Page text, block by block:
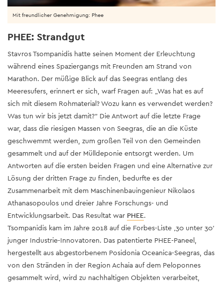
PHEE: Strandgut
Stavros Tsompanidis hatte seinen Moment der Erleuchtung
während eines Spaziergangs mit Freunden am Strand von
Marathon. Der müßige Blick auf das Seegras entlang des
Meeresufers, erinnert er sich, warf Fragen auf: „Was hat es auf
sich mit diesem Rohmaterial? Wozu kann es verwendet werden?
Was tun wir bis jetzt damit?“ Die Antwort auf die letzte Frage
war, dass die riesigen Massen von Seegras, die an die Küste
geschwemmt werden, zum großen Teil von den Gemeinden
gesammelt und auf der Mülldeponie entsorgt werden. Um
Antworten auf die ersten beiden Fragen und eine Alternative zur
Lösung der dritten Frage zu finden, bedurfte es der
Zusammenarbeit mit dem Maschinenbauingenieur Nikolaos
Athanasopoulos und dreier Jahre Forschungs- und
Entwicklungsarbeit. Das Resultat war PHEE.
Tsompanidis kam im Jahre 2018 auf die Forbes-Liste ‚30 unter 30‘
junger Industrie-Innovatoren. Das patentierte PHEE-Paneel,
hergestellt aus abgestorbenem Posidonia Oceanica-Seegras, das
von den Stränden in der Region Achaia auf dem Peloponnes
gesammelt wird, wird zu nachhaltigen Objekten verarbeitet,
Mit freundlicher Genehmigung: Phee